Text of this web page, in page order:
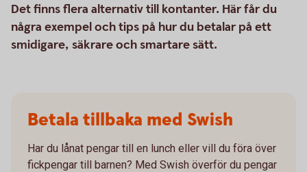
Det finns flera alternativ till kontanter. Här får du
några exempel och tips på hur du betalar på ett
smidigare, säkrare och smartare sätt.
Betala tillbaka med Swish
Har du lånat pengar till en lunch eller vill du föra över
fickpengar till barnen? Med Swish överför du pengar